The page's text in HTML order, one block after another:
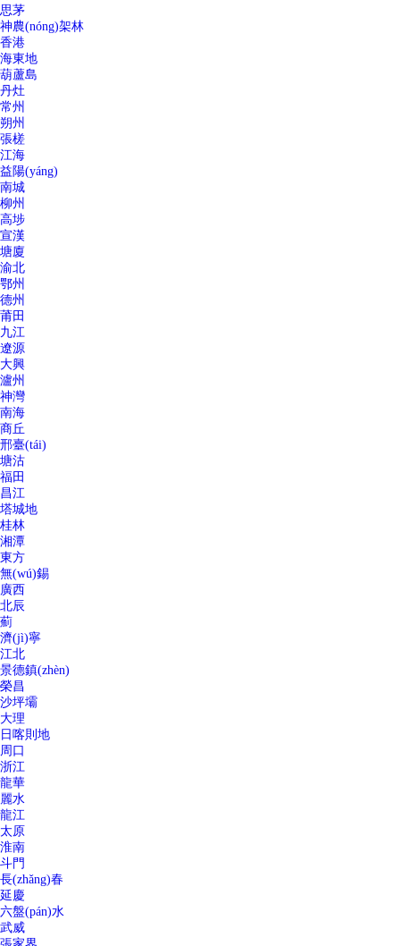
思茅
神農(nóng)架林
香港
海東地
葫蘆島
丹灶
常州
朔州
張槎
江海
益陽(yáng)
南城
柳州
高埗
宣漢
塘廈
渝北
鄂州
德州
莆田
九江
遼源
大興
瀘州
神灣
南海
商丘
邢臺(tái)
塘沽
福田
昌江
塔城地
桂林
湘潭
東方
無(wú)錫
廣西
北辰
薊
濟(jì)寧
江北
景德鎮(zhèn)
榮昌
沙坪壩
大理
日喀則地
周口
浙江
龍華
麗水
龍江
太原
淮南
斗門
長(zhǎng)春
延慶
六盤(pán)水
武威